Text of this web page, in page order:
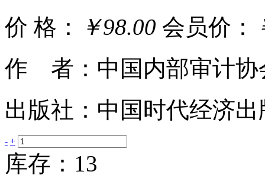
价 格： ￥98.00 会员价：
作 者：中国内部审计协
出版社：中国时代经济出
- +
库存：13